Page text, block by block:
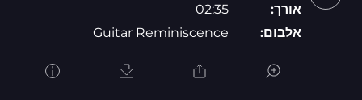
אורך:
02:35
אלבום:
Guitar Reminiscence